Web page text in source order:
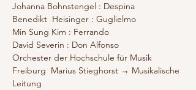
Johanna Bohnstengel : Despina
Benedikt  Heisinger : Guglielmo
Min Sung Kim : Ferrando
David Severin : Don Alfonso
Orchester der Hochschule für Musik
Freiburg  Marius Stieghorst → Musikalische
Leitung